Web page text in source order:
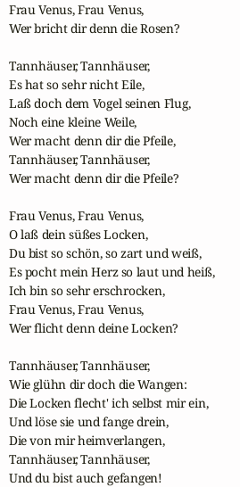
Frau Venus, Frau Venus,
Wer bricht dir denn die Rosen?
Tannhäuser, Tannhäuser,
Es hat so sehr nicht Eile,
Laß doch dem Vogel seinen Flug,
Noch eine kleine Weile,
Wer macht denn dir die Pfeile,
Tannhäuser, Tannhäuser,
Wer macht denn dir die Pfeile?
Frau Venus, Frau Venus,
O laß dein süßes Locken,
Du bist so schön, so zart und weiß,
Es pocht mein Herz so laut und heiß,
Ich bin so sehr erschrocken,
Frau Venus, Frau Venus,
Wer flicht denn deine Locken?
Tannhäuser, Tannhäuser,
Wie glühn dir doch die Wangen:
Die Locken flecht' ich selbst mir ein,
Und löse sie und fange drein,
Die von mir heimverlangen,
Tannhäuser, Tannhäuser,
Und du bist auch gefangen!